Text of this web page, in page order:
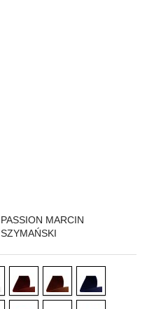
PASSION MARCIN
SZYMAŃSKI